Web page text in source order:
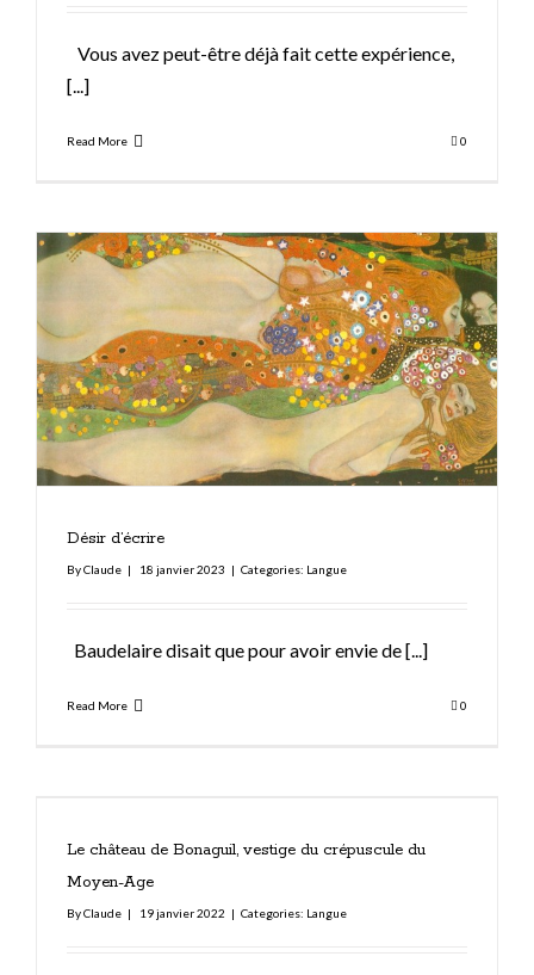
Vous avez peut-être déjà fait cette expérience,
[...]
Read More 0
Désir d’écrire
ByClaude | 18 janvier 2023 | Categories: Langue
Baudelaire disait que pour avoir envie de[...]
Read More 0
Le château de Bonaguil, vestige du crépuscule du
Moyen-Age
ByClaude | 19 janvier 2022 | Categories: Langue